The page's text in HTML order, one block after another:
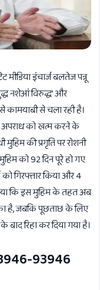
इंचार्ज बलतेज पन्नू
नशेआं विरुद्ध’ और
कामयाबी से चला रही है।
अपराध को खत्म करने के
की प्रगृति पर रोशनी
को 92 दिन पूरे हो गए
गिरफ्तार किया और 4
कि इस मुहिम के तहत अब
है, जबकि पूछताछ के लिए
रिहा कर दिया गया है।
93946